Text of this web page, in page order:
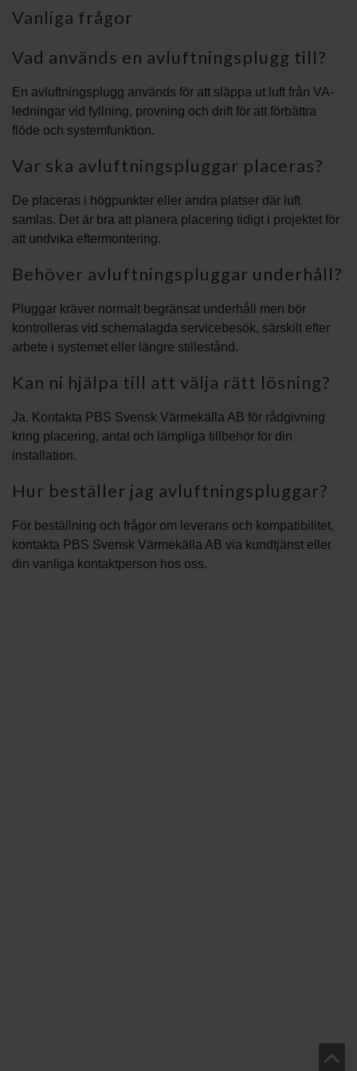
Vanliga frågor
Vad används en avluftningsplugg till?
En avluftningsplugg används för att släppa ut luft från VA-
ledningar vid fyllning, provning och drift för att förbättra
flöde och systemfunktion.
Var ska avluftningspluggar placeras?
De placeras i högpunkter eller andra platser där luft
samlas. Det är bra att planera placering tidigt i projektet för
att undvika eftermontering.
Behöver avluftningspluggar underhåll?
Pluggar kräver normalt begränsat underhåll men bör
kontrolleras vid schemalagda servicebesök, särskilt efter
arbete i systemet eller längre stillestånd.
Kan ni hjälpa till att välja rätt lösning?
Ja. Kontakta PBS Svensk Värmekälla AB för rådgivning
kring placering, antal och lämpliga tillbehör för din
installation.
Hur beställer jag avluftningspluggar?
För beställning och frågor om leverans och kompatibilitet,
kontakta PBS Svensk Värmekälla AB via kundtjänst eller
din vanliga kontaktperson hos oss.